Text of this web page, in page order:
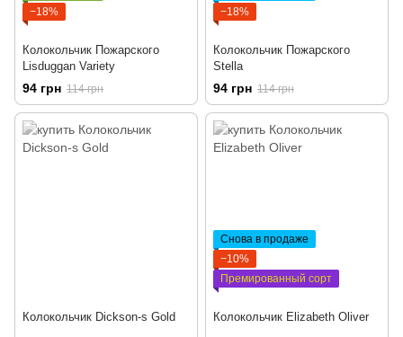
−18%
Колокольчик Пожарского
Lisduggan Variety
94 грн 114 грн
−18%
Колокольчик Пожарского
Stella
94 грн 114 грн
Колокольчик Dickson-s Gold
Снова в продаже
−10%
Премированный сорт
Колокольчик Elizabeth Oliver